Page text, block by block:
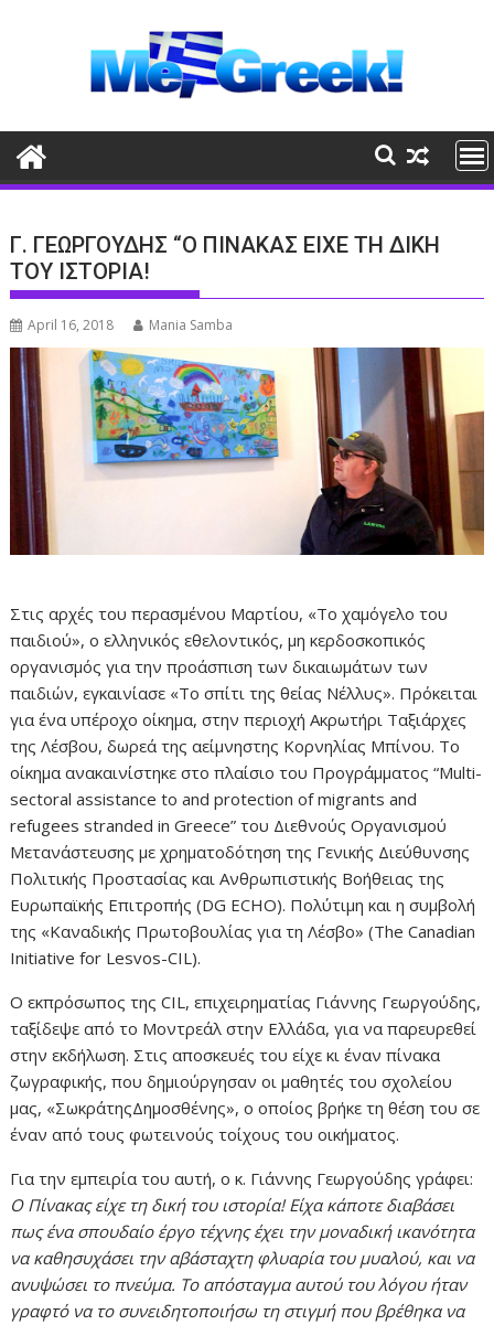
Γ. ΓΕΩΡΓΟΥΔΗΣ “Ο ΠΙΝΑΚΑΣ ΕΙΧΕ ΤΗ ΔΙΚΗ
ΤΟΥ ΙΣΤΟΡΙΑ!
April 16, 2018 Mania Samba
Στις αρχές του περασμένου Μαρτίου, «Το χαμόγελο του
παιδιού», ο ελληνικός εθελοντικός, μη κερδοσκοπικός
οργανισμός για την προάσπιση των δικαιωμάτων των
παιδιών, εγκαινίασε «Το σπίτι της θείας Νέλλυς». Πρόκειται
για ένα υπέροχο οίκημα, στην περιοχή Ακρωτήρι Ταξιάρχες
της Λέσβου, δωρεά της αείμνηστης Κορνηλίας Μπίνου. Το
οίκημα ανακαινίστηκε στο πλαίσιο του Προγράμματος “Multi-
sectoral assistance to and protection of migrants and
refugees stranded in Greece” του Διεθνούς Οργανισμού
Μετανάστευσης με χρηματοδότηση της Γενικής Διεύθυνσης
Πολιτικής Προστασίας και Ανθρωπιστικής Βοήθειας της
Ευρωπαϊκής Επιτροπής (DG ECHO). Πολύτιμη και η συμβολή
της «Καναδικής Πρωτοβουλίας για τη Λέσβο» (The Canadian
Initiative for Lesvos-CIL).
Ο εκπρόσωπος της CIL, επιχειρηματίας Γιάννης Γεωργούδης,
ταξίδεψε από το Μοντρεάλ στην Ελλάδα, για να παρευρεθεί
στην εκδήλωση. Στις αποσκευές του είχε κι έναν πίνακα
ζωγραφικής, που δημιούργησαν οι μαθητές του σχολείου
μας, «ΣωκράτηςΔημοσθένης», ο οποίος βρήκε τη θέση του σε
έναν από τους φωτεινούς τοίχους του οικήματος.
Για την εμπειρία του αυτή, ο κ. Γιάννης Γεωργούδης γράφει:
Ο Πίνακας είχε τη δική του ιστορία! Είχα κάποτε διαβάσει
πως ένα σπουδαίο έργο τέχνης έχει την μοναδική ικανότητα
να καθησυχάσει την αβάσταχτη φλυαρία του μυαλού, και να
ανυψώσει το πνεύμα. Το απόσταγμα αυτού του λόγου ήταν
γραφτό να το συνειδητοποιήσω τη στιγμή που βρέθηκα να